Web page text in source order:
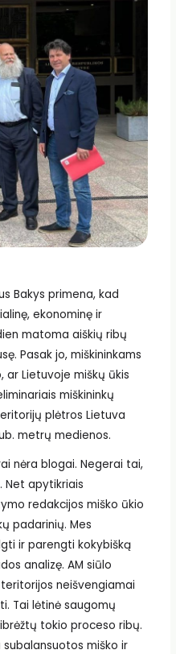
Bakys primena, kad
ekonominę ir
matoma aiškių ribų
Pasak jo, miškininkams
Lietuvoje miškų ūkis
miškininkų
plėtros Lietuva
metrų medienos.
nėra blogai. Negerai tai,
Net apytikriais
redakcijos miško ūkio
padarinių. Mes
ir parengti kokybišką
analizę. AM siūlo
neišvengiamai
Tai lėtinė saugomų
tokio proceso ribų.
subalansuotos miško ir